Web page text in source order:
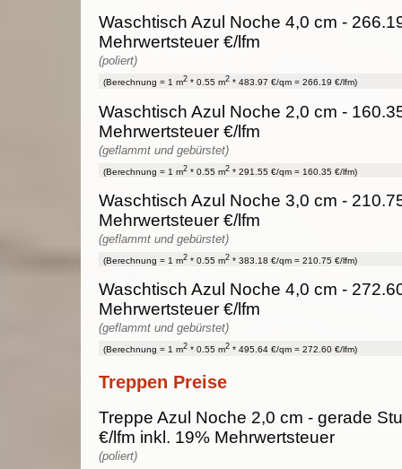
Waschtisch Azul Noche 4,0 cm -
Mehrwertsteuer €/lfm
(poliert)
(Berechnung = 1 m2 * 0.55 m2 * 483.97 €/qm = 266.19 €/lfm)
Waschtisch Azul Noche 2,0 cm -
Mehrwertsteuer €/lfm
(geflammt und gebürstet)
(Berechnung = 1 m2 * 0.55 m2 * 291.55 €/qm = 160.35 €/lfm)
Waschtisch Azul Noche 3,0 cm -
Mehrwertsteuer €/lfm
(geflammt und gebürstet)
(Berechnung = 1 m2 * 0.55 m2 * 383.18 €/qm = 210.75 €/lfm)
Waschtisch Azul Noche 4,0 cm -
Mehrwertsteuer €/lfm
(geflammt und gebürstet)
(Berechnung = 1 m2 * 0.55 m2 * 495.64 €/qm = 272.60 €/lfm)
Treppen Preise
Treppe Azul Noche 2,0 cm - gerade
€/lfm inkl. 19% Mehrwertsteuer
(poliert)